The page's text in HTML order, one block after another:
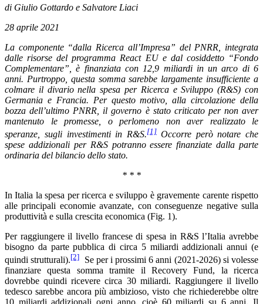
di Giulio Gottardo e Salvatore Liaci
28 aprile 2021
La componente “dalla Ricerca all’Impresa” del PNRR, integrata
dalle risorse del programma React EU e dal cosiddetto “Fondo
Complementare”, è finanziata con 12,9 miliardi in un arco di 6
anni. Purtroppo, questa somma sarebbe largamente insufficiente a
colmare il divario nella spesa per Ricerca e Sviluppo (R&S) con
Germania e Francia. Per questo motivo, alla circolazione della
bozza dell’ultimo PNRR, il governo è stato criticato per non aver
mantenuto le promesse, o perlomeno non aver realizzato le
speranze, sugli investimenti in R&S.[1] Occorre però notare che
spese addizionali per R&S potranno essere finanziate dalla parte
ordinaria del bilancio dello stato.
* * *
In Italia la spesa per ricerca e sviluppo è gravemente carente rispetto
alle principali economie avanzate, con conseguenze negative sulla
produttività e sulla crescita economica (Fig. 1).
Per raggiungere il livello francese di spesa in R&S l’Italia avrebbe
bisogno da parte pubblica di circa 5 miliardi addizionali annui (e
quindi strutturali).[2] Se per i prossimi 6 anni (2021-2026) si volesse
finanziare questa somma tramite il Recovery Fund, la ricerca
dovrebbe quindi ricevere circa 30 miliardi. Raggiungere il livello
tedesco sarebbe ancora più ambizioso, visto che richiederebbe oltre